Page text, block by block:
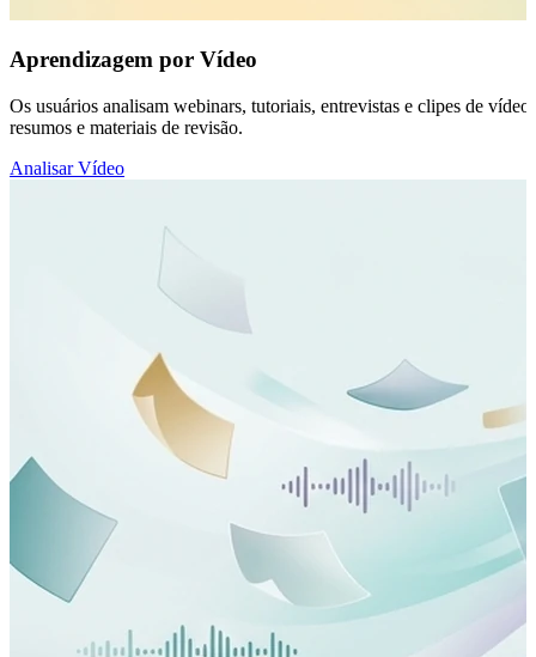
Aprendizagem por Vídeo
Os usuários analisam webinars, tutoriais, entrevistas e clipes de
resumos e materiais de revisão.
Analisar Vídeo